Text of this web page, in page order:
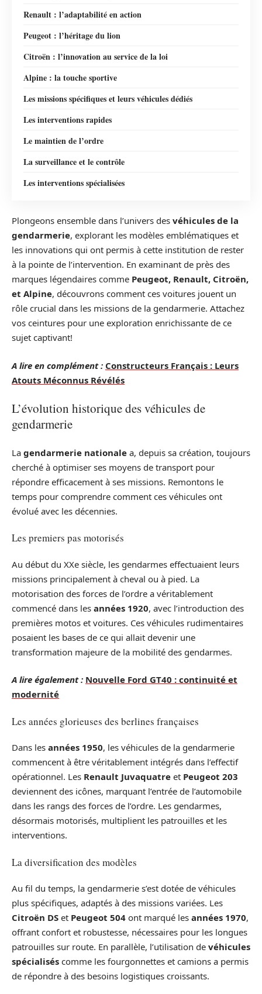
Renault : l’adaptabilité en action
Peugeot : l’héritage du lion
Citroën : l’innovation au service de la loi
Alpine : la touche sportive
Les missions spécifiques et leurs véhicules dédiés
Les interventions rapides
Le maintien de l’ordre
La surveillance et le contrôle
Les interventions spécialisées
Plongeons ensemble dans l’univers des véhicules de la
gendarmerie, explorant les modèles emblématiques et
les innovations qui ont permis à cette institution de rester
à la pointe de l’intervention. En examinant de près des
marques légendaires comme Peugeot, Renault, Citroën,
et Alpine, découvrons comment ces voitures jouent un
rôle crucial dans les missions de la gendarmerie. Attachez
vos ceintures pour une exploration enrichissante de ce
sujet captivant!
A lire en complément : Constructeurs Français : Leurs
Atouts Méconnus Révélés
L’évolution historique des véhicules de
gendarmerie
La gendarmerie nationale a, depuis sa création, toujours
cherché à optimiser ses moyens de transport pour
répondre efficacement à ses missions. Remontons le
temps pour comprendre comment ces véhicules ont
évolué avec les décennies.
Les premiers pas motorisés
Au début du XXe siècle, les gendarmes effectuaient leurs
missions principalement à cheval ou à pied. La
motorisation des forces de l’ordre a véritablement
commencé dans les années 1920, avec l’introduction des
premières motos et voitures. Ces véhicules rudimentaires
posaient les bases de ce qui allait devenir une
transformation majeure de la mobilité des gendarmes.
A lire également : Nouvelle Ford GT40 : continuité et
modernité
Les années glorieuses des berlines françaises
Dans les années 1950, les véhicules de la gendarmerie
commencent à être véritablement intégrés dans l’effectif
opérationnel. Les Renault Juvaquatre et Peugeot 203
deviennent des icônes, marquant l’entrée de l’automobile
dans les rangs des forces de l’ordre. Les gendarmes,
désormais motorisés, multiplient les patrouilles et les
interventions.
La diversification des modèles
Au fil du temps, la gendarmerie s’est dotée de véhicules
plus spécifiques, adaptés à des missions variées. Les
Citroën DS et Peugeot 504 ont marqué les années 1970,
offrant confort et robustesse, nécessaires pour les longues
patrouilles sur route. En parallèle, l’utilisation de véhicules
spécialisés comme les fourgonnettes et camions a permis
de répondre à des besoins logistiques croissants.